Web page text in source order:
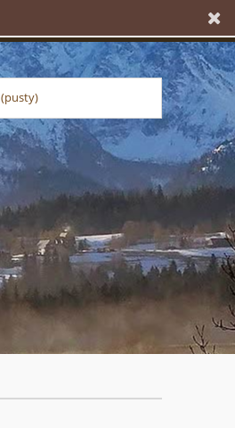
(pusty)